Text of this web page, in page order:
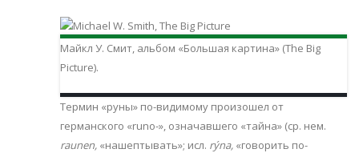
Майкл У. Смит, альбом «Большая картина» (The Big
Picture).
Термин «руны» по-видимому произошел от
германского «runo-», означавшего «тайна» (ср. нем.
raunen, «нашептывать»; исл. ‎rýna, «говорить по-